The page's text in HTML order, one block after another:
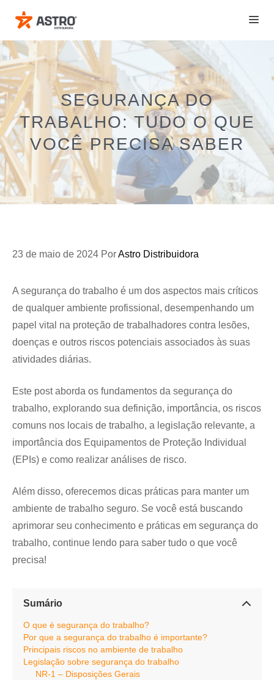
para
o
conteúdo
SEGURANÇA DO
TRABALHO: TUDO O QUE
VOCÊ PRECISA SABER
23 de maio de 2024 PorAstro Distribuidora
A segurança do trabalho é um dos aspectos mais críticos
de qualquer ambiente profissional, desempenhando um
papel vital na proteção de trabalhadores contra lesões,
doenças e outros riscos potenciais associados às suas
atividades diárias.
Este post aborda os fundamentos da segurança do
trabalho, explorando sua definição, importância, os riscos
comuns nos locais de trabalho, a legislação relevante, a
importância dos Equipamentos de Proteção Individual
(EPIs) e como realizar análises de risco.
Além disso, oferecemos dicas práticas para manter um
ambiente de trabalho seguro. Se você está buscando
aprimorar seu conhecimento e práticas em segurança do
trabalho, continue lendo para saber tudo o que você
precisa!
Sumário
O que é segurança do trabalho?
Por que a segurança do trabalho é importante?
Principais riscos no ambiente de trabalho
Legislação sobre segurança do trabalho
NR-1 – Disposições Gerais